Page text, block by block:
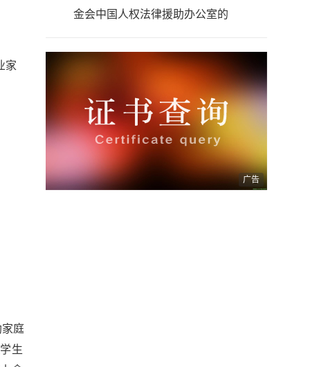
家
庭
生
金会中国人权法律援助办公室的
广告